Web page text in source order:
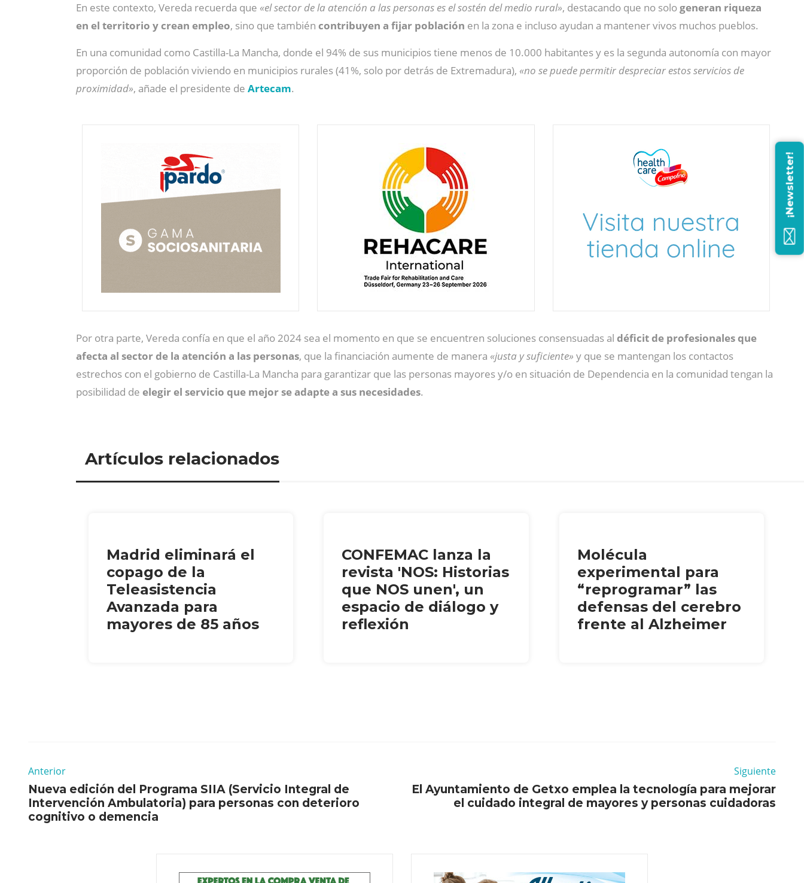
En este contexto, Vereda recuerda que «el sector de la atención a las personas es el sostén del medio rural», destacando que no solo generan riqueza
en el territorio y crean empleo, sino que también contribuyen a fijar población en la zona e incluso ayudan a mantener vivos muchos pueblos.
En una comunidad como Castilla-La Mancha, donde el 94% de sus municipios tiene menos de 10.000 habitantes y es la segunda autonomía con mayor
proporción de población viviendo en municipios rurales (41%, solo por detrás de Extremadura), «no se puede permitir despreciar estos servicios de
proximidad», añade el presidente de Artecam.
Por otra parte, Vereda confía en que el año 2024 sea el momento en que se encuentren soluciones consensuadas al déficit de profesionales que
afecta al sector de la atención a las personas, que la financiación aumente de manera «justa y suficiente» y que se mantengan los contactos
estrechos con el gobierno de Castilla-La Mancha para garantizar que las personas mayores y/o en situación de Dependencia en la comunidad tengan la
posibilidad de elegir el servicio que mejor se adapte a sus necesidades.
Artículos relacionados
Madrid eliminará el
copago de la
Teleasistencia
Avanzada para
mayores de 85 años
CONFEMAC lanza la
revista 'NOS: Historias
que NOS unen', un
espacio de diálogo y
reflexión
Molécula
experimental para
“reprogramar” las
defensas del cerebro
frente al Alzheimer
Anterior
Nueva edición del Programa SIIA (Servicio Integral de
Intervención Ambulatoria) para personas con deterioro
cognitivo o demencia
Siguiente
El Ayuntamiento de Getxo emplea la tecnología para mejorar
el cuidado integral de mayores y personas cuidadoras
¡Newsletter!